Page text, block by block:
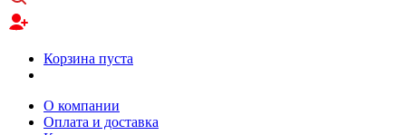
Корзина пуста
О компании
Оплата и доставка